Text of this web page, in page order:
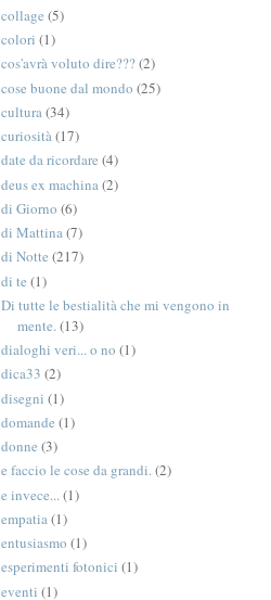
collage (5)
colori (1)
cos'avrà voluto dire???(2)
cose buone dal mondo (25)
cultura(34)
curiosità(17)
date da ricordare (4)
deus ex machina(2)
di Giorno (6)
di Mattina(7)
di Notte (217)
di te (1)
Di tutte le bestialità che mi vengono in
mente.(13)
dialoghi veri... o no (1)
dica33 (2)
disegni (1)
domande (1)
donne (3)
e faccio le cose da grandi.(2)
e invece...(1)
empatia(1)
entusiasmo (1)
esperimenti fotonici (1)
eventi (1)